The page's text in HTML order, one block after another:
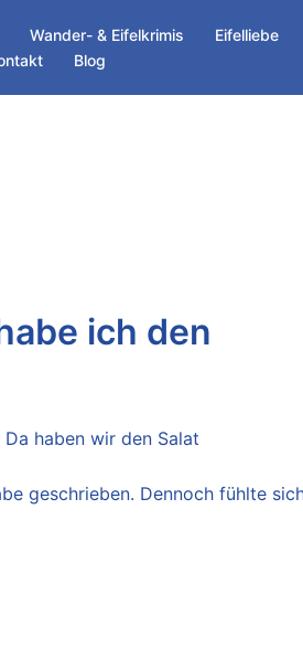
Wander- & Eifelkrimis Eifelliebe
Blog
ich den
geschrieben. Dennoch fühlte